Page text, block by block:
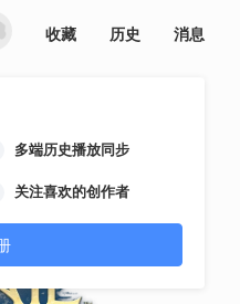
多端历史播放同步
关注喜欢的创作者
收藏 历史 消息